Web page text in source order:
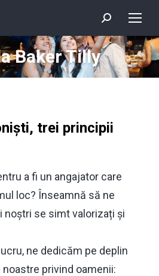
Search:
Baker Tilly
are here:
trei principii
a fi un angajator care
loc? Înseamnă să ne
noștri se simt valorizați și
ne dedicăm pe deplin
privind oamenii: